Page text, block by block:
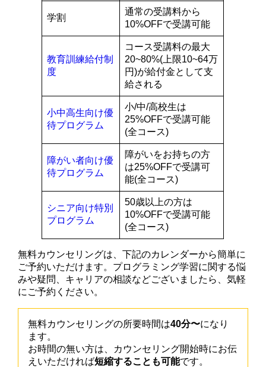
学割
通常の受講料から
10%OFFで受講可能
教育訓練給付制
度
コース受講料の最大
20~80%(上限10~64万
円)が給付金として支
給される
小中高生向け優
待プログラム
小/中/高校生は
25%OFFで受講可能
(全コース)
障がい者向け優
待プログラム
障がいをお持ちの方
は25%OFFで受講可
能(全コース)
シニア向け特別
プログラム
50歳以上の方は
10%OFFで受講可能
(全コース)
無料カウンセリングは、下記のカレンダーから簡単に
ご予約いただけます。プログラミング学習に関する悩
みや疑問、キャリアの相談などございましたら、気軽
にご予約ください。
無料カウンセリングの所要時間は40分〜になり
ます。
お時間の無い方は、カウンセリング開始時にお伝
えいただければ短縮することも可能です。